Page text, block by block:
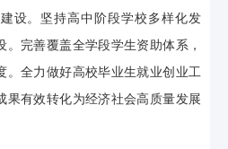
设。坚持高中阶段学校多样化发
完善覆盖全学段学生资助体系，
。全力做好高校毕业生就业创业工
果有效转化为经济社会高质量发展